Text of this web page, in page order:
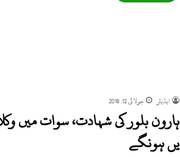
ایڈیٹر جولائی 12, 2018
ہارون بلور کی شہادت، سوات میں
یں ہونگے